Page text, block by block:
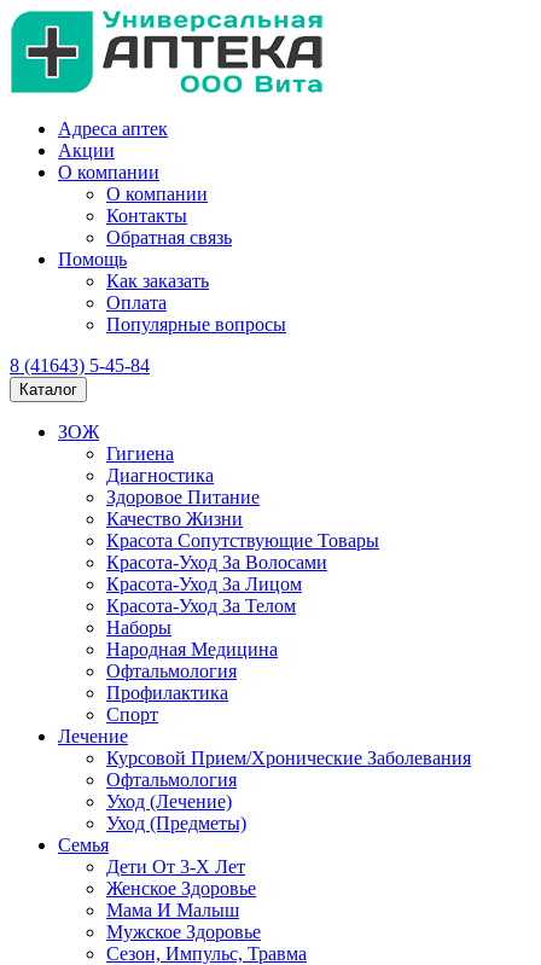
Адреса аптек
Акции
О компании
О компании
Контакты
Обратная связь
Помощь
Как заказать
Оплата
Популярные вопросы
8 (41643) 5-45-84
Каталог
ЗОЖ
Гигиена
Диагностика
Здоровое Питание
Качество Жизни
Красота Сопутствующие Товары
Красота-Уход За Волосами
Красота-Уход За Лицом
Красота-Уход За Телом
Наборы
Народная Медицина
Офтальмология
Профилактика
Спорт
Лечение
Курсовой Прием/Хронические Заболевания
Офтальмология
Уход (Лечение)
Уход (Предметы)
Семья
Дети От 3-Х Лет
Женское Здоровье
Мама И Малыш
Мужское Здоровье
Сезон, Импульс, Травма